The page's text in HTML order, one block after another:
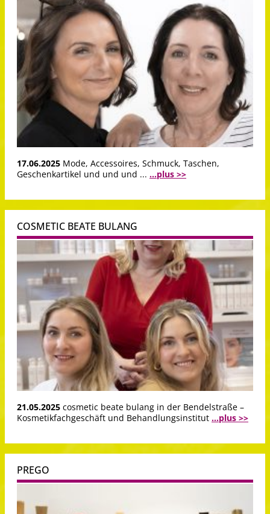
17.06.2025 Mode, Accessoires, Schmuck, Taschen,
Geschenkartikel und und und ... ...plus >>
COSMETIC BEATE BULANG
21.05.2025 cosmetic beate bulang in der Bendelstraße –
Kosmetikfachgeschäft und Behandlungsinstitut ...plus >>
PREGO